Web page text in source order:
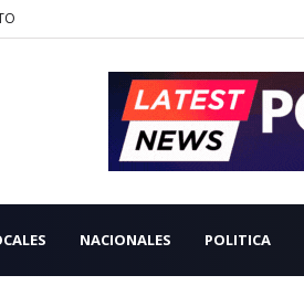
NACIONALES POLITICA